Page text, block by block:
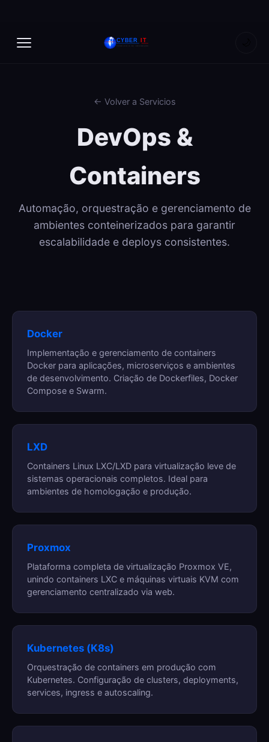
← Volver a Servicios
DevOps &
Containers
Automação, orquestração e gerenciamento de
ambientes conteinerizados para garantir
escalabilidade e deploys consistentes.
Docker
Implementação e gerenciamento de containers
Docker para aplicações, microserviços e ambientes
de desenvolvimento. Criação de Dockerfiles, Docker
Compose e Swarm.
LXD
Containers Linux LXC/LXD para virtualização leve de
sistemas operacionais completos. Ideal para
ambientes de homologação e produção.
Proxmox
Plataforma completa de virtualização Proxmox VE,
unindo containers LXC e máquinas virtuais KVM com
gerenciamento centralizado via web.
Kubernetes (K8s)
Orquestração de containers em produção com
Kubernetes. Configuração de clusters, deployments,
services, ingress e autoscaling.